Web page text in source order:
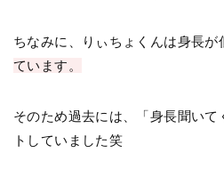
ちなみに、りぃちょくんは身長が
ています。
そのため過去には、「身長聞い
トしていました笑